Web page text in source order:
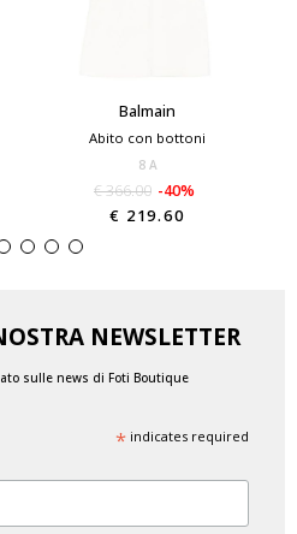
Balmain
Abito con bottoni
8 A
€ 366.00 -40%
€ 219.60
NEWSLETTER
sulle news di Foti Boutique
*indicates required